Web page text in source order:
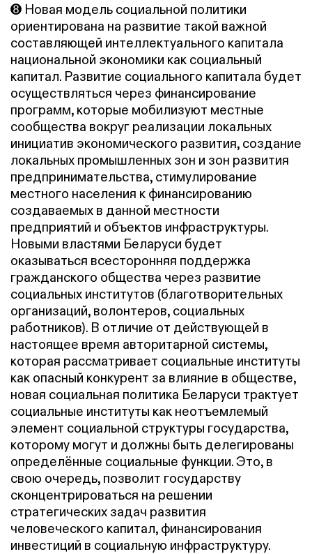
➑ Новая модель социальной политики
ориентирована на развитие такой важной
составляющей интеллектуального капитала
национальной экономики как социальный
капитал. Развитие социального капитала будет
осуществляться через финансирование
программ, которые мобилизуют местные
сообщества вокруг реализации локальных
инициатив экономического развития, создание
локальных промышленных зон и зон развития
предпринимательства, стимулирование
местного населения к финансированию
создаваемых в данной местности
предприятий и объектов инфраструктуры.
Новыми властями Беларуси будет
оказываться всесторонняя поддержка
гражданского общества через развитие
социальных институтов (благотворительных
организаций, волонтеров, социальных
работников). В отличие от действующей в
настоящее время авторитарной системы,
которая рассматривает социальные институты
как опасный конкурент за влияние в обществе,
новая социальная политика Беларуси трактует
социальные институты как неотъемлемый
элемент социальной структуры государства,
которому могут и должны быть делегированы
определённые социальные функции. Это, в
свою очередь, позволит государству
сконцентрироваться на решении
стратегических задач развития
человеческого капитал, финансирования
инвестиций в социальную инфраструктуру.